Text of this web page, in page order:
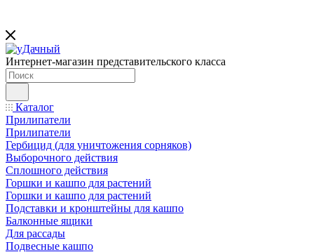
Интернет-магазин представительского класса
Каталог
Прилипатели
Прилипатели
Гербицид (для уничтожения сорняков)
Выборочного действия
Сплошного действия
Горшки и кашпо для растений
Горшки и кашпо для растений
Подставки и кронштейны для кашпо
Балконные ящики
Для рассады
Подвесные кашпо